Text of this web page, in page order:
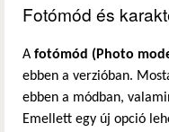
Fotómód és
A fotómód (Photo
ebben a verzióban.
ebben a módban,
Emellett egy új opció